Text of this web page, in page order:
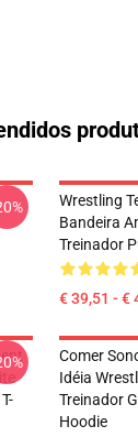
Wrestling
Bandeira
Treinador
€ 39,51 - €
Comer
Idéia
Treinador
Hoodie